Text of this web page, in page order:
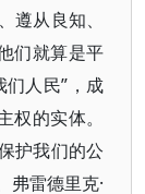
遵从良知、
们就算是平
人民”，成
权的实体。
护我们的公
弗雷德里克·